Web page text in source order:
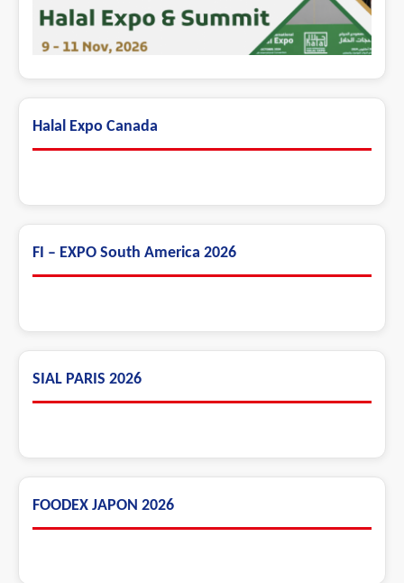
Halal Expo Canada
FI – EXPO South America 2026
SIAL PARIS 2026
FOODEX JAPON 2026